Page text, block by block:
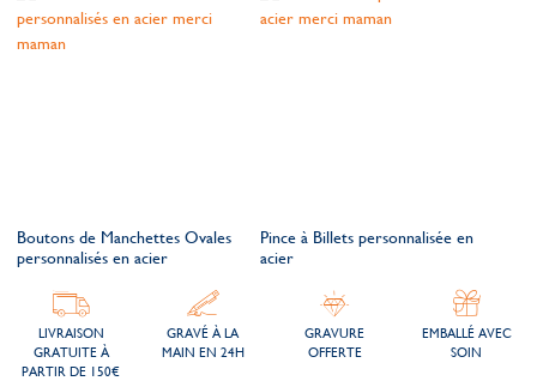
Boutons de Manchettes Ovales
personnalisés en acier
Pince à Billets personnalisée en
acier
LIVRAISON
GRATUITE À
PARTIR DE 150€
GRAVÉ À LA
MAIN EN 24H
GRAVURE
OFFERTE
EMBALLÉ AVEC
SOIN